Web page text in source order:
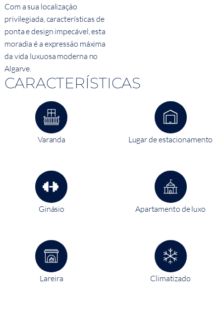
Com a sua localização
privilegiada, características de
ponta e design impecável, esta
moradia é a expressão máxima
da vida luxuosa moderna no
Algarve.
CARACTERÍSTICAS
Varanda Lugar de estacionamento
Ginásio Apartamento de luxo
Lareira Climatizado